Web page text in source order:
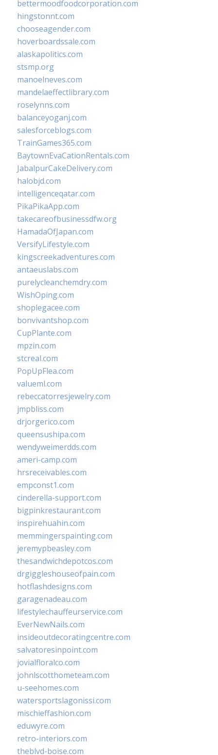
bettermoodfoodcorporation.com
hingstonnt.com
chooseagender.com
hoverboardssale.com
alaskapolitics.com
stsmp.org
manoelneves.com
mandelaeffectlibrary.com
roselynns.com
balanceyoganj.com
salesforceblogs.com
TrainGames365.com
BaytownEvaCationRentals.com
JabalpurCakeDelivery.com
halobjd.com
intelligenceqatar.com
PikaPikaApp.com
takecareofbusinessdfw.org
HamadaOfJapan.com
VersifyLifestyle.com
kingscreekadventures.com
antaeuslabs.com
purelycleanchemdry.com
WishOping.com
shoplegacee.com
bonvivantshop.com
CupPlante.com
mpzin.com
stcreal.com
PopUpFlea.com
valueml.com
rebeccatorresjewelry.com
jmpbliss.com
drjorgerico.com
queensushipa.com
wendyweimerdds.com
ameri-camp.com
hrsreceivables.com
empconst1.com
cinderella-support.com
bigpinkrestaurant.com
inspirehuahin.com
memmingerspainting.com
jeremypbeasley.com
thesandwichdepotcos.com
drgiggleshouseofpain.com
hotflashdesigns.com
garagenadeau.com
lifestylechauffeurservice.com
EverNewNails.com
insideoutdecoratingcentre.com
salvatoresinpoint.com
jovialfloralco.com
johnlscotthometeam.com
u-seehomes.com
watersportslagonissi.com
mischieffashion.com
eduwyre.com
retro-interiors.com
theblvd-boise.com